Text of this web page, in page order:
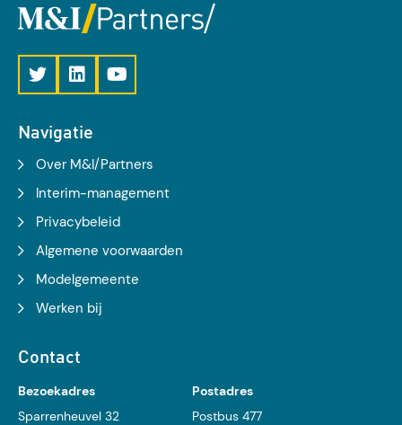
Navigatie
Over M&I/Partners
Interim-management
Privacybeleid
Algemene voorwaarden
Modelgemeente
Werken bij
Contact
Bezoekadres
Sparrenheuvel 32
Postadres
Postbus 477